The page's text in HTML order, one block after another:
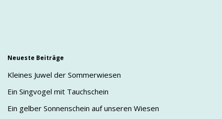
Neueste Beiträge
Kleines Juwel der Sommerwiesen
Ein Singvogel mit Tauchschein
Ein gelber Sonnenschein auf unseren Wiesen